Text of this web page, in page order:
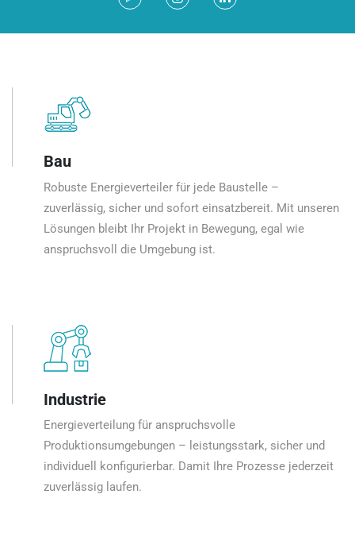
Bau
Robuste Energieverteiler für jede Baustelle –
zuverlässig, sicher und sofort einsatzbereit. Mit unseren
Lösungen bleibt Ihr Projekt in Bewegung, egal wie
anspruchsvoll die Umgebung ist.
Industrie
Energieverteilung für anspruchsvolle
Produktionsumgebungen – leistungsstark, sicher und
individuell konfigurierbar. Damit Ihre Prozesse jederzeit
zuverlässig laufen.